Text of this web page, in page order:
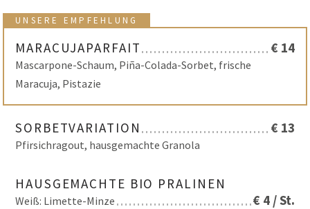
UNSERE EMPFEHLUNG
MARACUJAPARFAIT
Mascarpone-Schaum, Piña-Colada-Sorbet, frische
Maracuja, Pistazie
€ 14
SORBETVARIATION
Pfirsichragout, hausgemachte Granola
€ 13
HAUSGEMACHTE BIO PRALINEN
Weiß: Limette-Minze € 4 / St.